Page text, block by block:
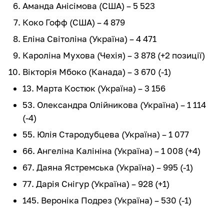
Аманда Анісімова (США) – 5 523
Коко Гофф (США) – 4 879
Еліна Світоліна (Україна) – 4 471
Кароліна Мухова (Чехія) – 3 878 (+2 позиції)
Вікторія Мбоко (Канада) – 3 670 (-1)
13. Марта Костюк (Україна) – 3 156
53. Олександра Олійникова (Україна) – 1 114
(-4)
55. Юлія Стародубцева (Україна) – 1 077
66. Ангеліна Калініна (Україна) – 1 008 (+4)
67. Даяна Ястремська (Україна) – 995 (-1)
77. Дарія Снігур (Україна) – 928 (+1)
145. Вероніка Подрез (Україна) – 530 (-1)